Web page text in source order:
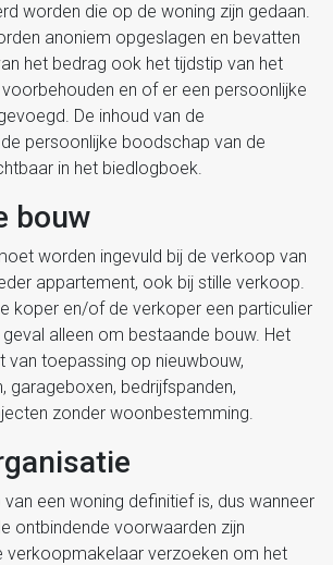
worden die op de woning zijn gedaan.
anoniem opgeslagen en bevatten
het bedrag ook het tijdstip van het
en of er een persoonlijke
De inhoud van de
persoonlijke boodschap van de
in het biedlogboek.
bouw
worden ingevuld bij de verkoop van
appartement, ook bij stille verkoop.
koper en/of de verkoper een particulier
geval alleen om bestaande bouw. Het
van toepassing op nieuwbouw,
garageboxen, bedrijfspanden,
zonder woonbestemming.
een woning definitief is, dus wanneer
ontbindende voorwaarden zijn
verkoopmakelaar verzoeken om het